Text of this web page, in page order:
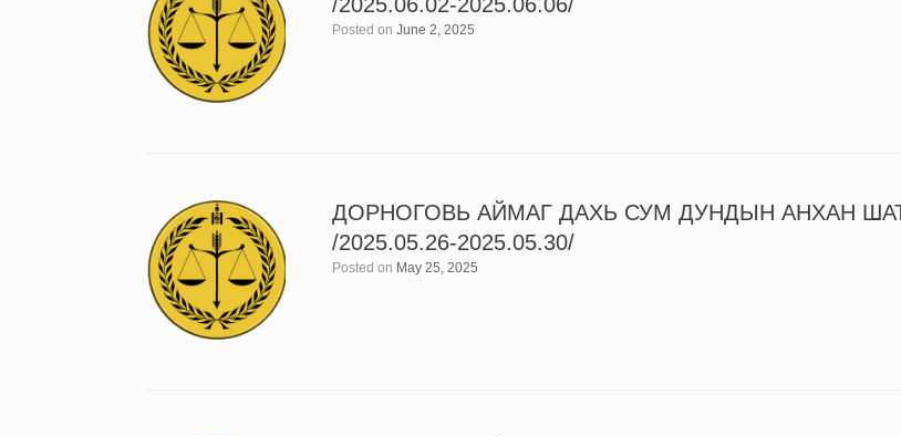
Posted onJune 2, 2025
ДОРНОГОВЬ АЙМАГ ДАХЬ СУМ ДУНДЫН АНХАН
/2025.05.26-2025.05.30/
Posted on May 25, 2025